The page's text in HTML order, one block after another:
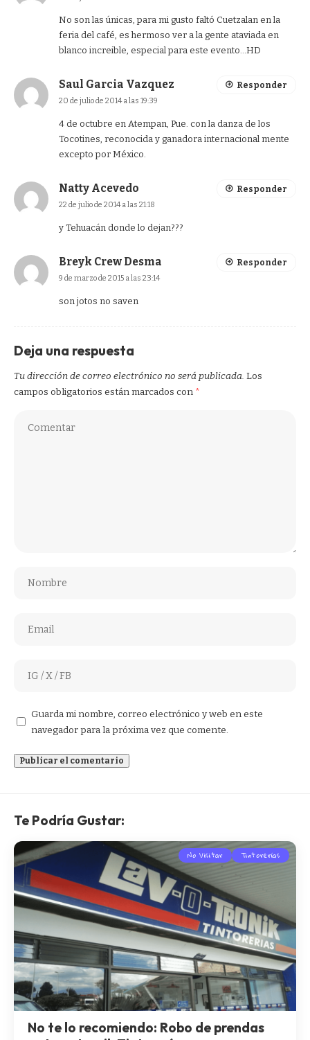
No son las únicas, para mi gusto faltó Cuetzalan en la
feria del café, es hermoso ver a la gente ataviada en
blanco increible, especial para este evento…HD
Saul Garcia Vazquez
20 de julio de 2014 a las 19:39
4 de octubre en Atempan, Pue. con la danza de los
Tocotines, reconocida y ganadora internacional mente
excepto por México.
Responder
Natty Acevedo
22 de julio de 2014 a las 21:18
y Tehuacán donde lo dejan???
Responder
Breyk Crew Desma
9 de marzo de 2015 a las 23:14
son jotos no saven
Responder
Deja una respuesta
Tu dirección de correo electrónico no será publicada. Los
campos obligatorios están marcados con *
Guarda mi nombre, correo electrónico y web en este
navegador para la próxima vez que comente.
Te Podría Gustar:
No Visitar Tintorerías
No te lo recomiendo: Robo de prendas